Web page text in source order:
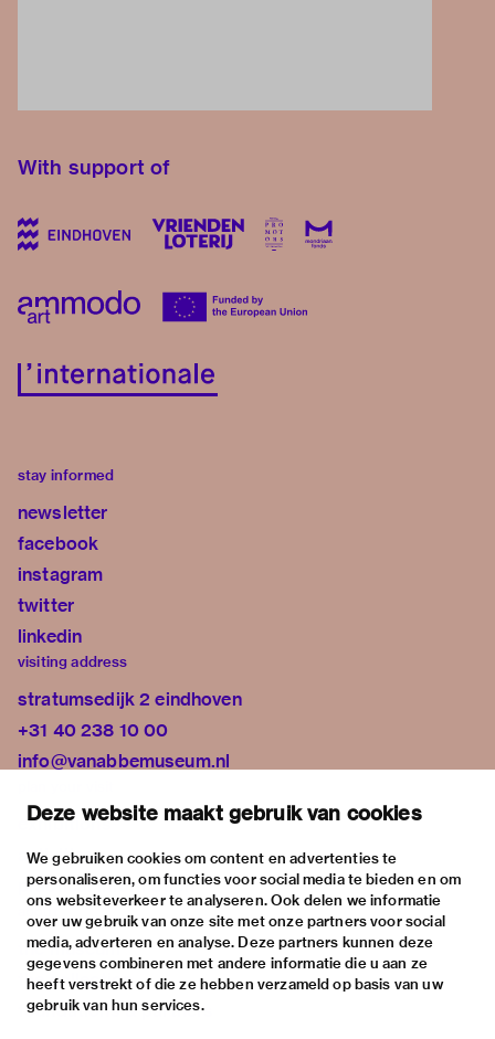
Deze website maakt gebruik van cookies
We gebruiken cookies om content en advertenties te
personaliseren, om functies voor social media te bieden en om
ons websiteverkeer te analyseren. Ook delen we informatie
over uw gebruik van onze site met onze partners voor social
media, adverteren en analyse. Deze partners kunnen deze
gegevens combineren met andere informatie die u aan ze
heeft verstrekt of die ze hebben verzameld op basis van uw
gebruik van hun services.
With support of
stay informed
newsletter
facebook
instagram
twitter
linkedin
visiting address
stratumsedijk 2 eindhoven
+31 40 238 10 00
info@vanabbemuseum.nl
exhibitions
activities
practical information
about
the museum
the collection
foundations & partners